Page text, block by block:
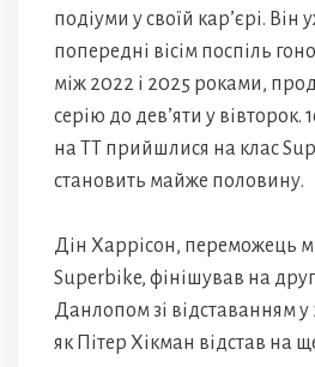
подіуми у своїй кар’єрі. Він
попередні вісім поспіль
між 2022 і 2025 роками,
серію до дев’яти у вівторок.
на ТТ прийшлися на клас
становить майже половину.
Дін Харрісон, переможець
Superbike, фінішував на
Данлопом зі відставанням у
як Пітер Хікман відстав на